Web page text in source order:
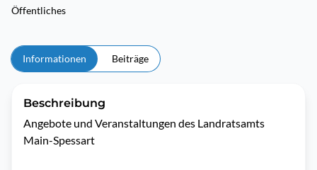
Öffentliches
Informationen Beiträge
Beschreibung
Angebote und Veranstaltungen des Landratsamts
Main-Spessart